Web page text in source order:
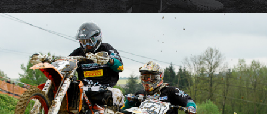
accéder à la billetterie